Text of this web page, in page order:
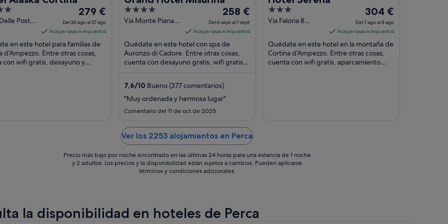
Poste
El
precio
es
de
279 €
por
279 €
Del 26 ago al 27 ago
incluye tasas e impuestos
en este hotel para familias de
d'Ampezzo. Entre otras cosas,
con wifi gratis, desayuno y
4
out
5
Via Monte Piana
El
precio
es
de
258 €
por
del
6
7
sept
258 €
Del 6 sept al 7 sept
incluye tasas e impuestos
Quédate en este hotel con spa de
Auronzo di Cadore. Entre otras cosas,
cuenta con desayuno gratis, wifi gratis y
7,6/10 Bueno (377 comentarios)
"Muy ordenada y hermosa lugar"
Comentario del 11 de oct de 2025
3
out
5
Via Faloria 8
El
precio
es
de
304 €
por
304 €
Del 7 ago al 8 ago
incluye tasas e impuestos
Quédate en este hotel en la montaña de
Cortina d'Ampezzo. Entre otras cosas,
cuenta con wifi gratis, aparcamiento
Ver los 2253 alojamientos en Perca
Precio más bajo por noche encontrado en las últimas 24 horas para una estancia de 1 noche
y 2 adultos. Los precios y la disponibilidad están sujetos a cambios. Pueden aplicarse
términos y condiciones adicionales.
la disponibilidad en hoteles de Perca